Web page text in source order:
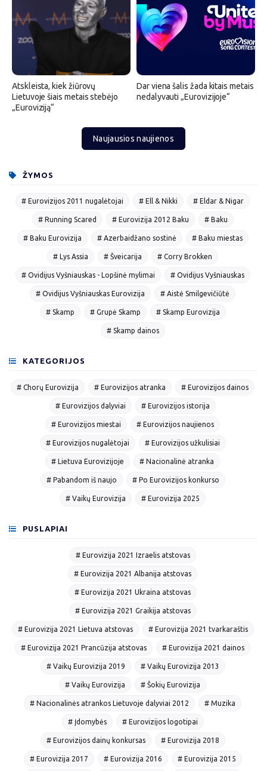
Atskleista, kiek žiūrovų
Lietuvoje šiais metais stebėjo
„Euroviziją“
Dar viena šalis žada kitais metais
nedalyvauti „Eurovizijoje“
Naujausios naujienos
ŽYMOS
# Eurovizijos 2011 nugalėtojai # Ell & Nikki # Eldar & Nigar
# Running Scared # Eurovizija 2012 Baku # Baku
# Baku Eurovizija # Azerbaidžano sostinė # Baku miestas
# Lys Assia # Šveicarija # Corry Brokken
# Ovidijus Vyšniauskas - Lopšinė mylimai # Ovidijus Vyšniauskas
# Ovidijus Vyšniauskas Eurovizija # Aistė Smilgevičiūtė
# Skamp # Grupė Skamp # Skamp Eurovizija
# Skamp dainos
KATEGORIJOS
# Chorų Eurovizija # Eurovizijos atranka # Eurovizijos dainos
# Eurovizijos dalyviai # Eurovizijos istorija
# Eurovizijos miestai # Eurovizijos naujienos
# Eurovizijos nugalėtojai # Eurovizijos užkulisiai
# Lietuva Eurovizijoje # Nacionalinė atranka
# Pabandom iš naujo # Po Eurovizijos konkurso
# Vaikų Eurovizija # Eurovizija 2025
PUSLAPIAI
# Eurovizija 2021 Izraelis atstovas
# Eurovizija 2021 Albanija atstovas
# Eurovizija 2021 Ukraina atstovas
# Eurovizija 2021 Graikija atstovas
# Eurovizija 2021 Lietuva atstovas # Eurovizija 2021 tvarkaraštis
# Eurovizija 2021 Prancūzija atstovas # Eurovizija 2021 dainos
# Vaikų Eurovizija 2019 # Vaikų Eurovizija 2013
# Vaikų Eurovizija # Šokių Eurovizija
# Nacionalinės atrankos Lietuvoje dalyviai 2012 # Muzika
# Įdomybės # Eurovizijos logotipai
# Eurovizijos dainų konkursas # Eurovizija 2018
# Eurovizija 2017 # Eurovizija 2016 # Eurovizija 2015